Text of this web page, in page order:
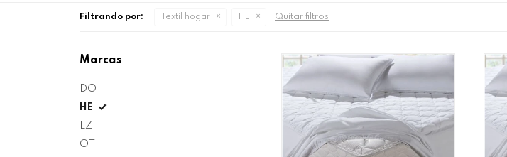
Filtrando por: Textil hogar HE Quitar filtros
Marcas
DO
HE
LZ
OT